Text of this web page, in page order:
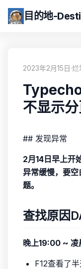
目的地-
2023年2月15日·烂
不显示
## 发现异常
2月14日早上开
异常缓慢，要
题。
查找原因
晚上19:00 ~ 凌
F12查看了